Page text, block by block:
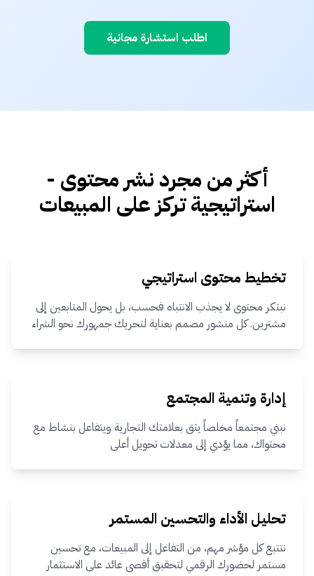
اطلب استشارة مجانية
أكثر من مجرد نشر محتوى -
استراتيجية تركز على المبيعات
تخطيط محتوى استراتيجي
نبتكر محتوى لا يجذب الانتباه فحسب، بل يحول المتابعين إلى
مشترين. كل منشور مصمم بعناية لتحريك جمهورك نحو الشراء
إدارة وتنمية المجتمع
نبني مجتمعاً مخلصاً يثق بعلامتك التجارية ويتفاعل بنشاط مع
محتواك، مما يؤدي إلى معدلات تحويل أعلى
تحليل الأداء والتحسين المستمر
نتتبع كل مؤشر مهم، من التفاعل إلى المبيعات، مع تحسين
مستمر لحضورك الرقمي لتحقيق أقصى عائد على الاستثمار